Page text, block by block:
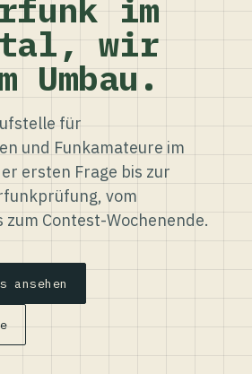
im
wir
Umbau.
für
und Funkamateure im
ersten Frage bis zur
vom
zum Contest-Wochenende.
ansehen